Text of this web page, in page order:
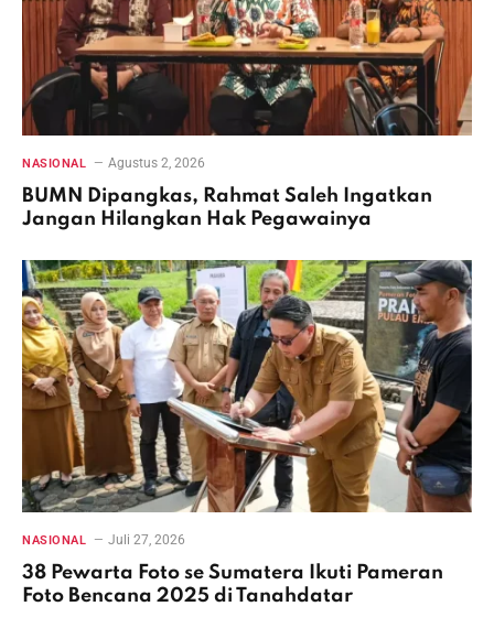
NASIONAL Agustus 2, 2026
BUMN Dipangkas, Rahmat Saleh Ingatkan
Jangan Hilangkan Hak Pegawainya
NASIONAL Juli 27, 2026
38 Pewarta Foto se Sumatera Ikuti Pameran
Foto Bencana 2025 di Tanahdatar